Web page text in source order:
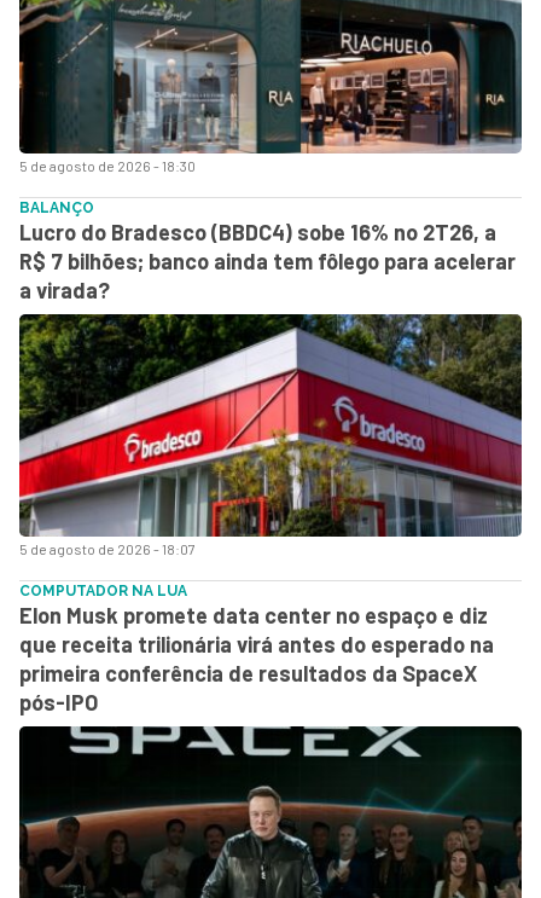
5 de agosto de 2026 - 18:30
5 de agosto de 2026 - 18:07
BALANÇO
Lucro do Bradesco (BBDC4) sobe 16% no 2T26, a
R$ 7 bilhões; banco ainda tem fôlego para acelerar
a virada?
COMPUTADOR NA LUA
Elon Musk promete data center no espaço e diz
que receita trilionária virá antes do esperado na
primeira conferência de resultados da SpaceX
pós-IPO